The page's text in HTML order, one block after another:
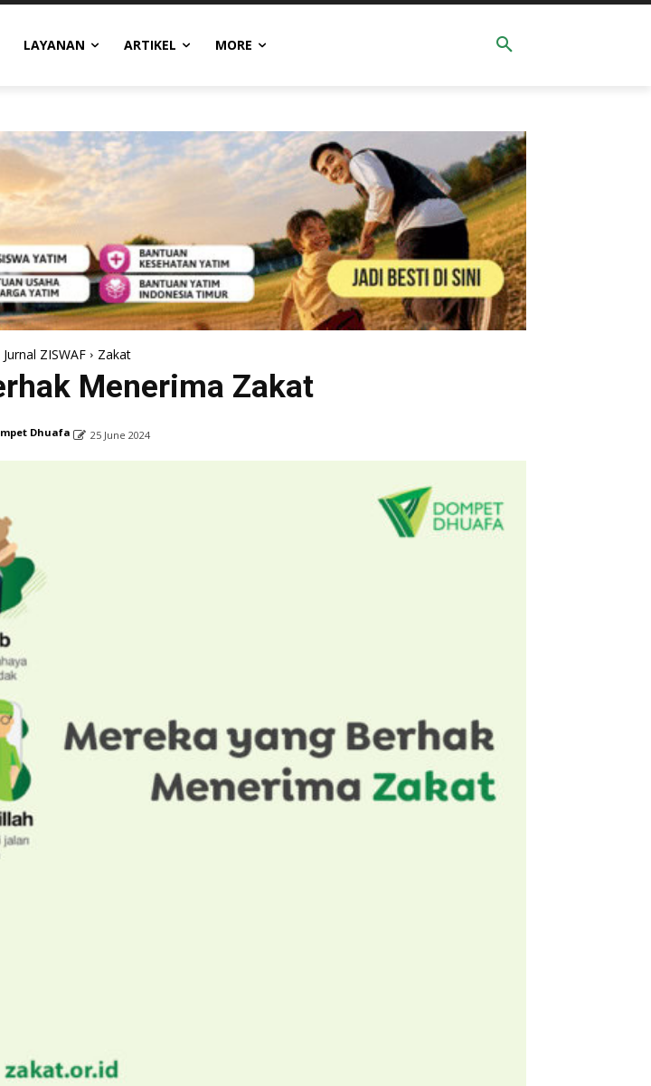
LAYANAN ARTIKEL MORE
Jurnal ZISWAF Zakat
Menerima Zakat
Dhuafa 25 June 2024